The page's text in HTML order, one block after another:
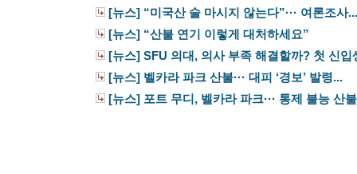
[뉴스] “미국산 술 마시지 않는다”··· 여론조사...
[뉴스] “산불 연기 이렇게 대처하세요”
[뉴스] SFU 의대, 의사 부족 해결할까? 첫 신입
[뉴스] 벨카라 파크 산불··· 대피 ‘경보’ 발령...
[뉴스] 포트 무디, 벨카라 파크··· 통제 불능 산